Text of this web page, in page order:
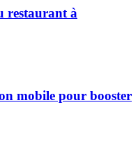
restaurant à
mobile pour booster